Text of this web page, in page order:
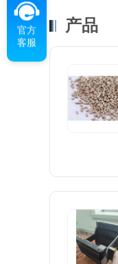
产品
官方
客服